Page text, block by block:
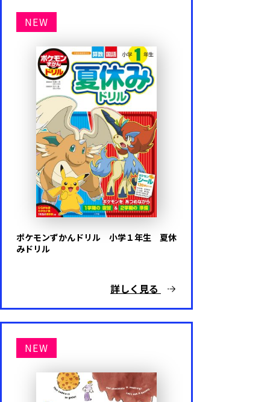
NEW
ポケモンずかんドリル 小学１年生 夏休
みドリル
詳しく見る
NEW